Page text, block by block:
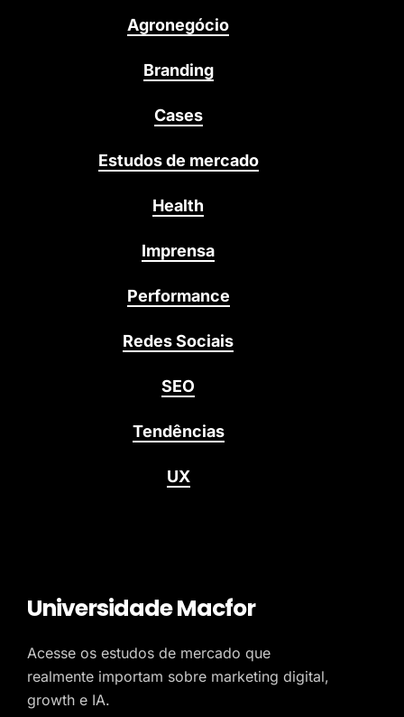
Agronegócio
Branding
Cases
Estudos de mercado
Health
Imprensa
Performance
Redes Sociais
SEO
Tendências
UX
Universidade Macfor
Acesse os estudos de mercado que
realmente importam sobre marketing digital,
growth e IA.